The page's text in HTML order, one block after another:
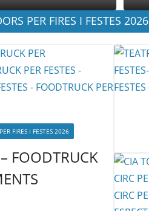
PER FIRES I FESTES 2026
FIRES I FESTES 2026
FOODTRUCK